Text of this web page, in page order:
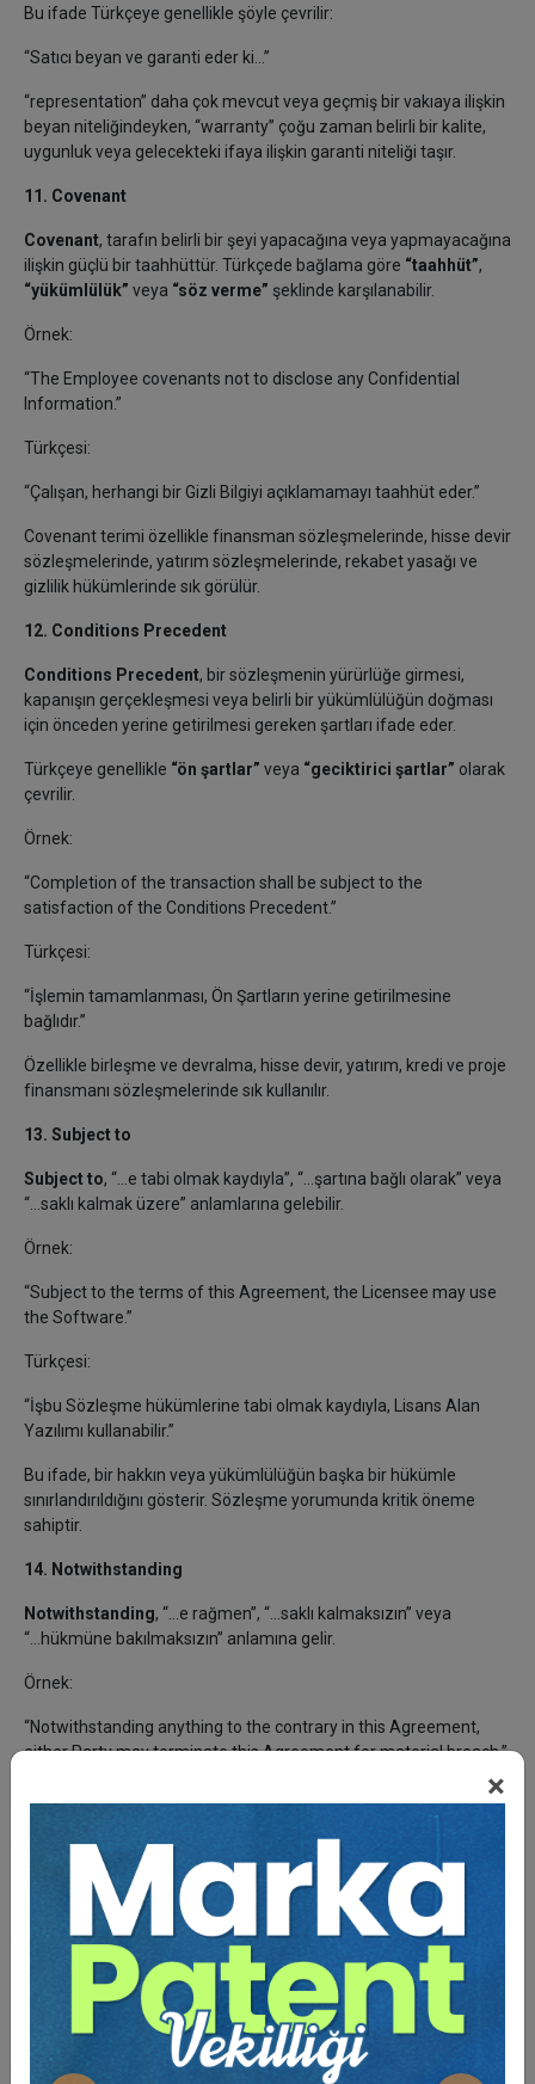
×
Bu ifade Türkçeye genellikle şöyle çevrilir:
“Satıcı beyan ve garanti eder ki…”
“representation” daha çok mevcut veya geçmiş bir vakıaya ilişkin
beyan niteliğindeyken, “warranty” çoğu zaman belirli bir kalite,
uygunluk veya gelecekteki ifaya ilişkin garanti niteliği taşır.
11. Covenant
Covenant, tarafın belirli bir şeyi yapacağına veya yapmayacağına
ilişkin güçlü bir taahhüttür. Türkçede bağlama göre “taahhüt”,
“yükümlülük” veya “söz verme” şeklinde karşılanabilir.
Örnek:
“The Employee covenants not to disclose any Confidential
Information.”
Türkçesi:
“Çalışan, herhangi bir Gizli Bilgiyi açıklamamayı taahhüt eder.”
Covenant terimi özellikle finansman sözleşmelerinde, hisse devir
sözleşmelerinde, yatırım sözleşmelerinde, rekabet yasağı ve
gizlilik hükümlerinde sık görülür.
12. Conditions Precedent
Conditions Precedent, bir sözleşmenin yürürlüğe girmesi,
kapanışın gerçekleşmesi veya belirli bir yükümlülüğün doğması
için önceden yerine getirilmesi gereken şartları ifade eder.
Türkçeye genellikle “ön şartlar” veya “geciktirici şartlar” olarak
çevrilir.
Örnek:
“Completion of the transaction shall be subject to the
satisfaction of the Conditions Precedent.”
Türkçesi:
“İşlemin tamamlanması, Ön Şartların yerine getirilmesine
bağlıdır.”
Özellikle birleşme ve devralma, hisse devir, yatırım, kredi ve proje
finansmanı sözleşmelerinde sık kullanılır.
13. Subject to
Subject to, “...e tabi olmak kaydıyla”, “...şartına bağlı olarak” veya
“...saklı kalmak üzere” anlamlarına gelebilir.
Örnek:
“Subject to the terms of this Agreement, the Licensee may use
the Software.”
Türkçesi:
“İşbu Sözleşme hükümlerine tabi olmak kaydıyla, Lisans Alan
Yazılımı kullanabilir.”
Bu ifade, bir hakkın veya yükümlülüğün başka bir hükümle
sınırlandırıldığını gösterir. Sözleşme yorumunda kritik öneme
sahiptir.
14. Notwithstanding
Notwithstanding, “...e rağmen”, “...saklı kalmaksızın” veya
“...hükmüne bakılmaksızın” anlamına gelir.
Örnek:
“Notwithstanding anything to the contrary in this Agreement,
either Party may terminate this Agreement for material breach.”
“İşbu Sözleşmede aksine herhangi bir hüküm bulunsa dahi,
taraflardan her biri esaslı ihlal halinde Sözleşmeyi feshedebilir.”
Bu ifade, bulunduğu hükme öncelik kazandırır. Bu nedenle
sözleşme içinde “notwithstanding” geçen hükümler özellikle
dikkatle incelenmelidir.
15. Breach
, sözleşmenin ihlali anlamına gelir.